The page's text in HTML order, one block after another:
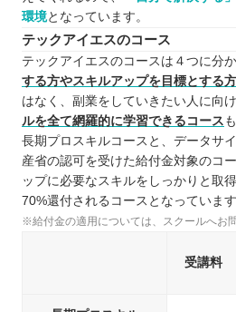
環境となっています。
テックアイエスのコース
テックアイエスのコースは４つに分か
する方やスキルアップを目標とする
はなく、副業をしていきたい人に向
ルを全て網羅的に学習できるコース
長期プロスキルコースと、データサ
産省の認可を受けた給付金対象のコ
ップに必要なスキルをしっかりと取
70%還付されるコースとなっています
※給付金の適用については、スクールへお
受講料